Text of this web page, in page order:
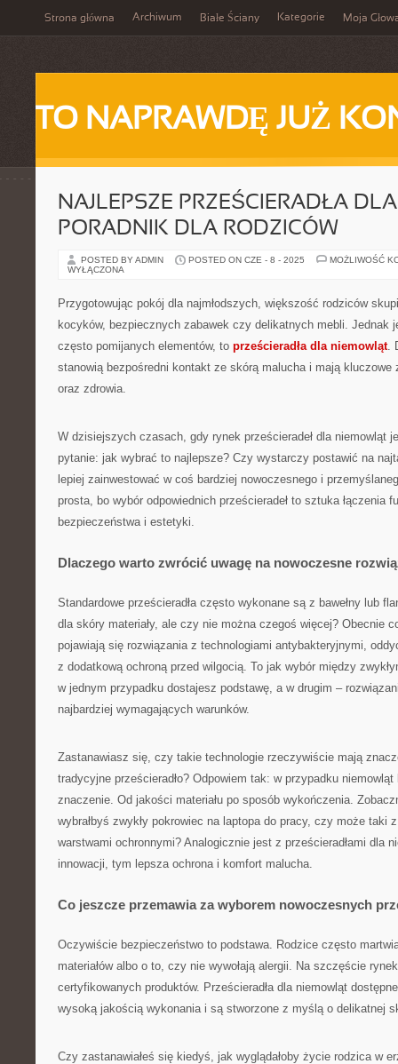
Strona główna Archiwum Białe Ściany Kategorie Moja
TO NAPRAWDĘ JUŻ
NAJLEPSZE PRZEŚCIERADŁA
PORADNIK DLA RODZICÓW
POSTED BY ADMIN POSTED ON CZE - 8 - 2025
MOŻLIWOŚĆ
WYŁĄCZONA
Przygotowując pokój dla najmłodszych, większość rodziców
kocyków, bezpiecznych zabawek czy delikatnych mebli. Jednak
często pomijanych elementów, to prześcieradła dla niemowląt.
stanowią bezpośredni kontakt ze skórą malucha i mają kluczowe
oraz zdrowia.
W dzisiejszych czasach, gdy rynek prześcieradeł dla niemowląt
pytanie: jak wybrać to najlepsze? Czy wystarczy postawić na
lepiej zainwestować w coś bardziej nowoczesnego i
prosta, bo wybór odpowiednich prześcieradeł to sztuka łączenia
bezpieczeństwa i estetyki.
Dlaczego warto zwrócić uwagę na nowoczesne
Standardowe prześcieradła często wykonane są z bawełny lub
dla skóry materiały, ale czy nie można czegoś więcej? Obecnie
pojawiają się rozwiązania z technologiami antybakteryjnymi,
z dodatkową ochroną przed wilgocią. To jak wybór między
w jednym przypadku dostajesz podstawę, a w drugim –
najbardziej wymagających warunków.
Zastanawiasz się, czy takie technologie rzeczywiście mają
tradycyjne prześcieradło? Odpowiem tak: w przypadku niemowląt
znaczenie. Od jakości materiału po sposób wykończenia.
wybrałbyś zwykły pokrowiec na laptopa do pracy, czy może taki
warstwami ochronnymi? Analogicznie jest z prześcieradłami dla
innowacji, tym lepsza ochrona i komfort malucha.
Co jeszcze przemawia za wyborem nowoczesnych
Oczywiście bezpieczeństwo to podstawa. Rodzice często
materiałów albo o to, czy nie wywołają alergii. Na szczęście
certyfikowanych produktów. Prześcieradła dla niemowląt
wysoką jakością wykonania i są stworzone z myślą o delikatnej
Czy zastanawiałeś się kiedyś, jak wyglądałoby życie rodzica w